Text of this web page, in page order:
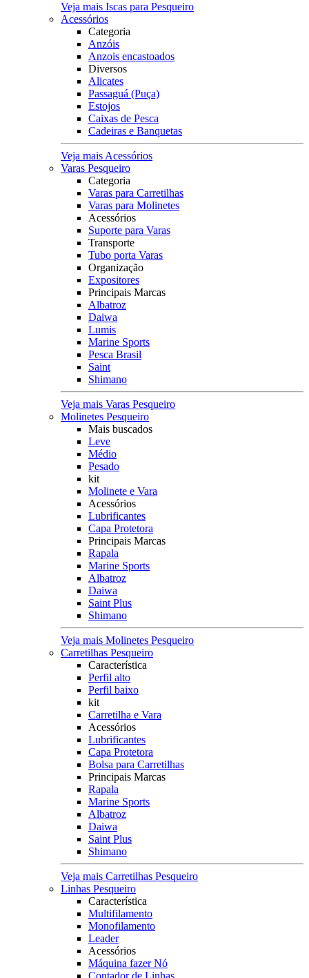
Veja mais Iscas para Pesqueiro
Acessórios
Categoria
Anzóis
Anzois encastoados
Diversos
Alicates
Passaguá (Puça)
Estojos
Caixas de Pesca
Cadeiras e Banquetas
Veja mais Acessórios
Varas Pesqueiro
Categoria
Varas para Carretilhas
Varas para Molinetes
Acessórios
Suporte para Varas
Transporte
Tubo porta Varas
Organização
Expositores
Principais Marcas
Albatroz
Daiwa
Lumis
Marine Sports
Pesca Brasil
Saint
Shimano
Veja mais Varas Pesqueiro
Molinetes Pesqueiro
Mais buscados
Leve
Médio
Pesado
kit
Molinete e Vara
Acessórios
Lubrificantes
Capa Protetora
Principais Marcas
Rapala
Marine Sports
Albatroz
Daiwa
Saint Plus
Shimano
Veja mais Molinetes Pesqueiro
Carretilhas Pesqueiro
Característica
Perfil alto
Perfil baixo
kit
Carretilha e Vara
Acessórios
Lubrificantes
Capa Protetora
Bolsa para Carretilhas
Principais Marcas
Rapala
Marine Sports
Albatroz
Daiwa
Saint Plus
Shimano
Veja mais Carretilhas Pesqueiro
Linhas Pesqueiro
Característica
Multifilamento
Monofilamento
Leader
Acessórios
Máquina fazer Nó
Contador de Linhas